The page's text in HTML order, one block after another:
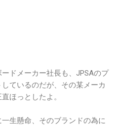
ドメーカー社長も、JPSAのプ
ているのだが、その某メーカ
ほっとしたよ。
生懸命、そのブランドの為に